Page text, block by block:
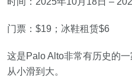
门票：$19；冰鞋租赁$6
这是Palo Alto非常有历史的
从小滑到大。